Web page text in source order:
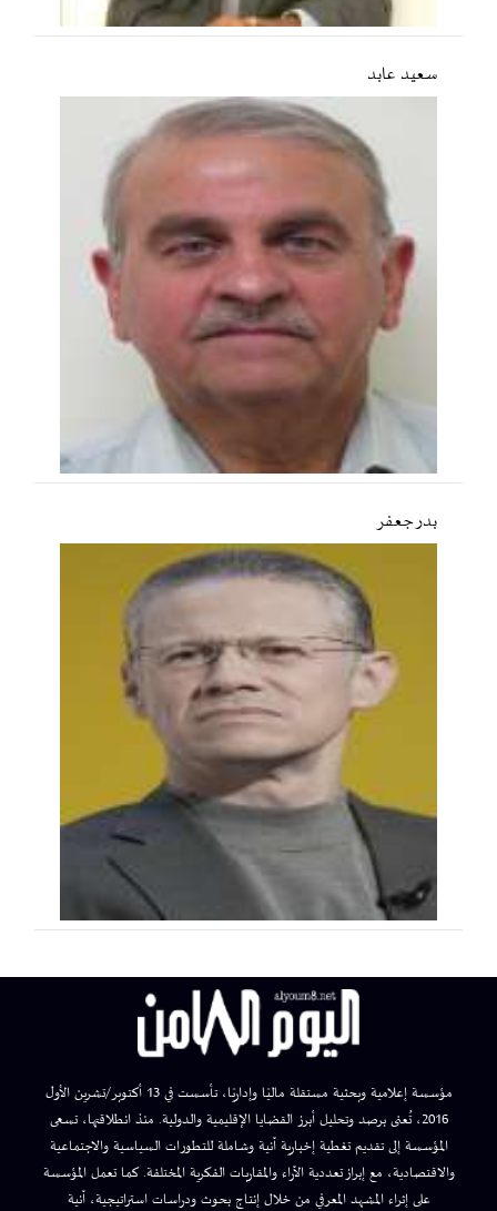
سعید عابد
بدر جعفر
مؤسسة إعلامية وبحثية مستقلة ماليًا وإداريًا، تأسست في 13 أكتوبر/تشرين الأول
2016، تُعنى برصد وتحليل أبرز القضايا الإقليمية والدولية. منذ انطلاقتها، تسعى
المؤسسة إلى تقديم تغطية إخبارية آنية وشاملة للتطورات السياسية والاجتماعية
والاقتصادية، مع إبراز تعددية الآراء والمقاربات الفكرية المختلفة. كما تعمل المؤسسة
على إثراء المشهد المعرفي من خلال إنتاج بحوث ودراسات استراتيجية، آنية